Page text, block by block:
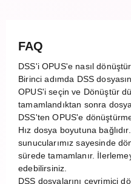
FAQ
DSS'i OPUS'e nasıl
Birinci adımda DSS
OPUS'i seçin ve Dönüştür
tamamlandıktan sonra
DSS'ten OPUS'e
Hız dosya boyutuna
sunucularımız sayesinde
sürede tamamlanır.
edebilirsiniz.
DSS dosyalarını çevrimiçi